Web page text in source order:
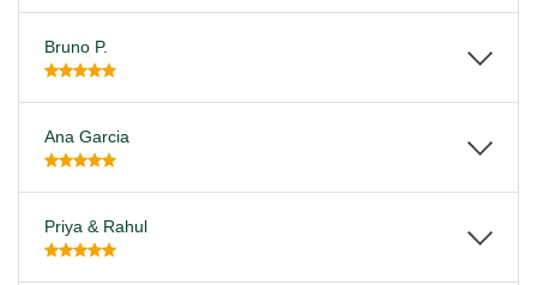
Bruno P.
Ana Garcia
Priya & Rahul